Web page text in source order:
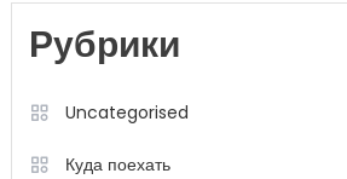
Рубрики
Uncategorised
Куда поехать